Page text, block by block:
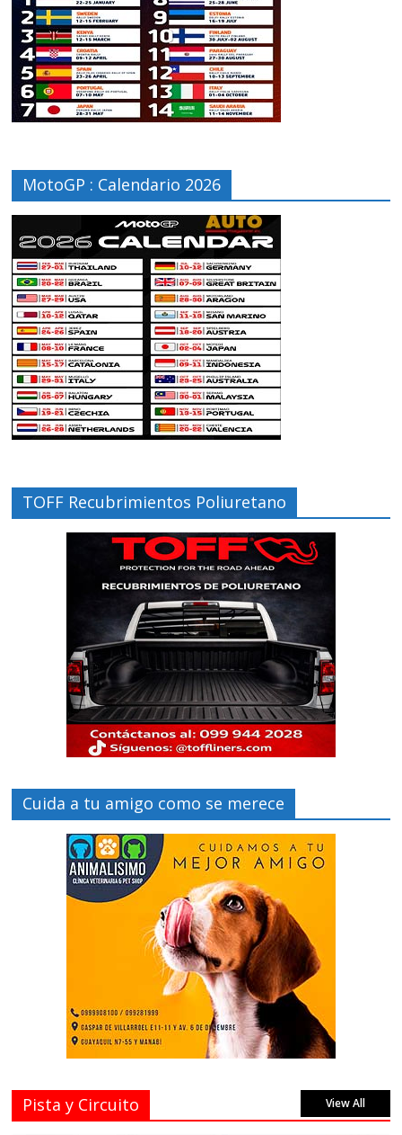
MotoGP : Calendario 2026
TOFF Recubrimientos Poliuretano
Cuida a tu amigo como se merece
Pista y Circuito View All